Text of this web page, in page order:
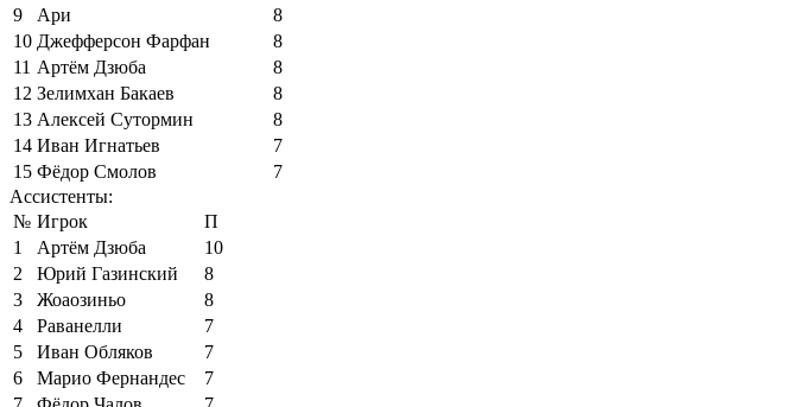
9
Ари
8
10 Джефферсон Фарфан
8
11 Артём Дзюба
8
12 Зелимхан Бакаев
8
13 Алексей Сутормин
8
14 Иван Игнатьев
7
15 Фёдор Смолов
7
Ассистенты:
№ Игрок
П
1
Артём Дзюба
10
2
Юрий Газинский
8
3
Жоаозиньо
8
4
Раванелли
7
5
Иван Обляков
7
6
Марио Фернандес
7